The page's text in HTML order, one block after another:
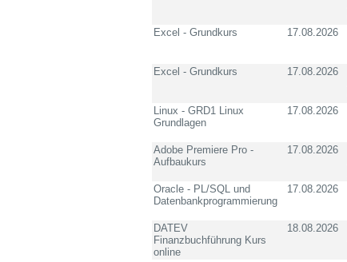
Excel - Grundkurs 17.08.2026
Excel - Grundkurs 17.08.2026
Linux - GRD1 Linux
Grundlagen
17.08.2026
Adobe Premiere Pro -
Aufbaukurs
17.08.2026
Oracle - PL/SQL und
Datenbankprogrammierung
17.08.2026
DATEV
Finanzbuchführung Kurs
online
18.08.2026